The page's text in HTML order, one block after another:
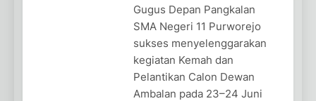
Gugus Depan Pangkalan
SMA Negeri 11 Purworejo
sukses menyelenggarakan
kegiatan Kemah dan
Pelantikan Calon Dewan
Ambalan pada 23–24 Juni